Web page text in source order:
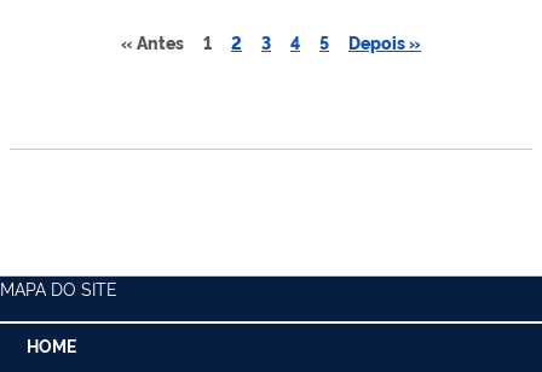
« Antes 1 2 3 4 5 Depois »
MAPA DO SITE
HOME